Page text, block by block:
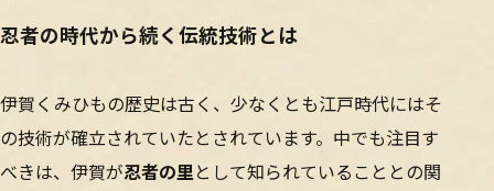
忍者の時代から続く伝統技術とは
伊賀くみひもの歴史は古く、少なくとも江戸時代にはそ
の技術が確立されていたとされています。中でも注目す
べきは、伊賀が忍者の里として知られていることとの関